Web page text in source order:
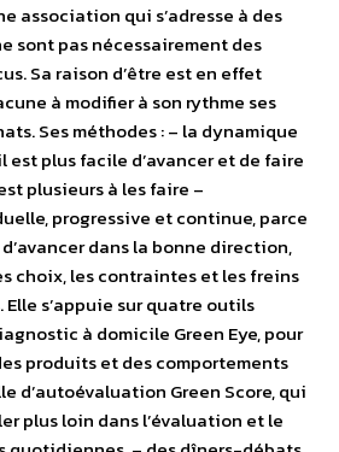
association qui s’adresse à des
sont pas nécessairement des
Sa raison d’être est en effet
à modifier à son rythme ses
Ses méthodes : – la dynamique
est plus facile d’avancer et de faire
plusieurs à les faire –
progressive et continue, parce
dans la bonne direction,
choix, les contraintes et les freins
Elle s’appuie sur quatre outils
à domicile Green Eye, pour
produits et des comportements
d’autoévaluation Green Score, qui
plus loin dans l’évaluation et le